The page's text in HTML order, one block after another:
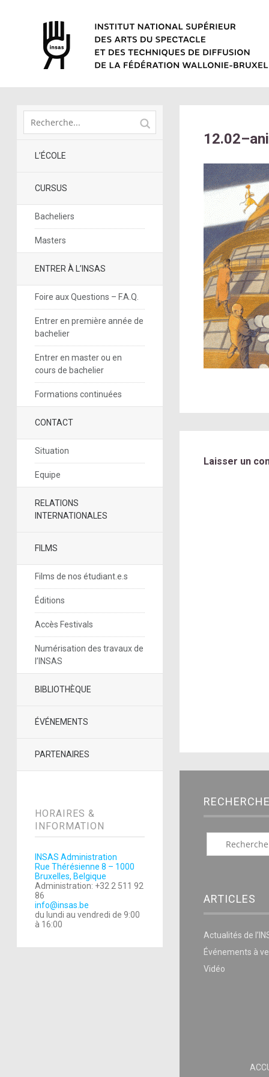
L’ÉCOLE
CURSUS
Bacheliers
Masters
ENTRER À L’INSAS
Foire aux Questions – F.A.Q.
Entrer en première année de
bachelier
Entrer en master ou en
cours de bachelier
Formations continuées
CONTACT
Situation
Equipe
RELATIONS
INTERNATIONALES
FILMS
Films de nos étudiant.e.s
Éditions
Accès Festivals
Numérisation des travaux de
l’INSAS
BIBLIOTHÈQUE
ÉVÉNEMENTS
PARTENAIRES
HORAIRES &
INFORMATION
INSAS Administration
Rue Thérésienne 8 – 1000
Bruxelles, Belgique
Administration: +32 2 511 92
86
info@insas.be
du lundi au vendredi de 9:00
à 16:00
Laisser un
ARTICLES
Actualités de
Événements à
Vidéo